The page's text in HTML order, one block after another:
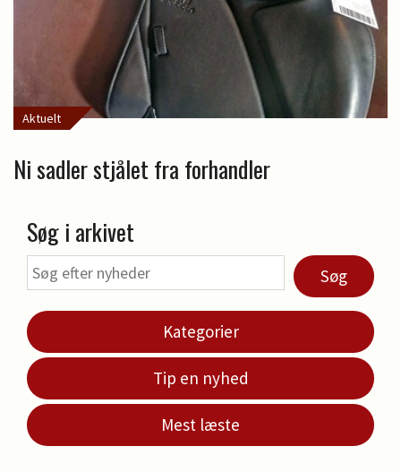
Aktuelt
Ni sadler stjålet fra forhandler
Søg i arkivet
Søg
Kategorier
Tip en nyhed
Mest læste